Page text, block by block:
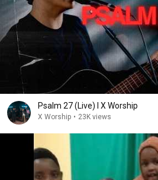
Psalm 27 (Live) I X Worship
X Worship • 23K views